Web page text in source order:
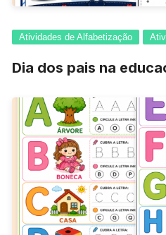
Atividades de Alfabetização
Dia dos pais na